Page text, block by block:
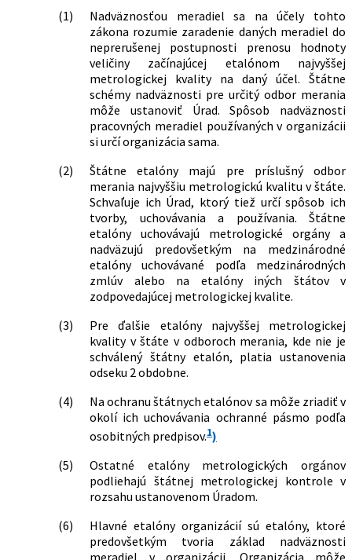
(1)
Nadväznosťou meradiel sa na účely tohto
zákona rozumie zaradenie daných meradiel do
neprerušenej postupnosti prenosu hodnoty
veličiny začínajúcej etalónom najvyššej
metrologickej kvality na daný účel. Štátne
schémy nadväznosti pre určitý odbor merania
môže ustanoviť Úrad. Spôsob nadväznosti
pracovných meradiel používaných v organizácii
si určí organizácia sama.
(2)
Štátne etalóny majú pre príslušný odbor
merania najvyššiu metrologickú kvalitu v štáte.
Schvaľuje ich Úrad, ktorý tiež určí spôsob ich
tvorby, uchovávania a používania. Štátne
etalóny uchovávajú metrologické orgány a
nadväzujú predovšetkým na medzinárodné
etalóny uchovávané podľa medzinárodných
zmlúv alebo na etalóny iných štátov v
zodpovedajúcej metrologickej kvalite.
(3)
Pre ďalšie etalóny najvyššej metrologickej
kvality v štáte v odboroch merania, kde nie je
schválený štátny etalón, platia ustanovenia
odseku 2 obdobne.
(4)
Na ochranu štátnych etalónov sa môže zriadiť v
okolí ich uchovávania ochranné pásmo podľa
osobitných predpisov.1)
(5)
Ostatné etalóny metrologických orgánov
podliehajú štátnej metrologickej kontrole v
rozsahu ustanovenom Úradom.
(6)
Hlavné etalóny organizácií sú etalóny, ktoré
predovšetkým tvoria základ nadväznosti